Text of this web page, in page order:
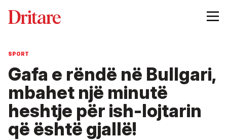
SPORT
Gafa e rëndë në Bullgari,
mbahet një minutë
heshtje për ish-lojtarin
që është gjallë!